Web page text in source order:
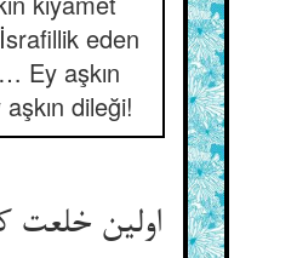
eden
Ey aşkın
aşkın dileği!
اولین خلعت